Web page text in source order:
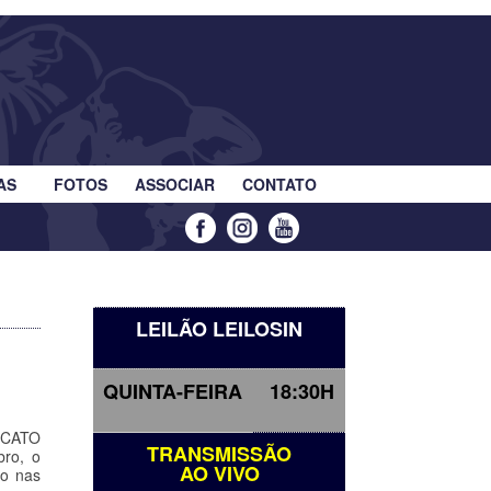
FOTOS ASSOCIAR CONTATO
LEILÃO LEILOSIN
QUINTA-FEIRA 18:30H
TRANSMISSÃO
AO VIVO
o
nas